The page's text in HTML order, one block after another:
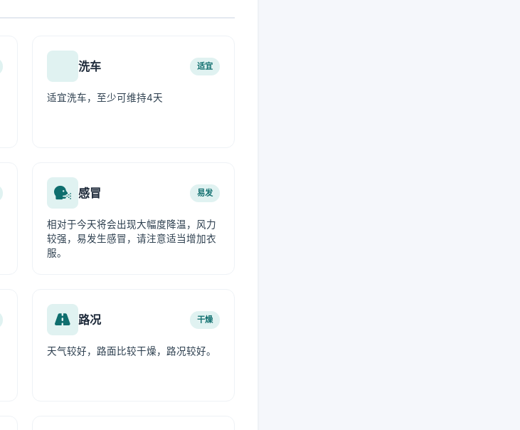
洗车 适宜
适宜洗车，至少可维持4天
感冒 易发
相对于今天将会出现大幅度降温，风力
较强，易发生感冒，请注意适当增加衣
服。
路况 干燥
天气较好，路面比较干燥，路况较好。